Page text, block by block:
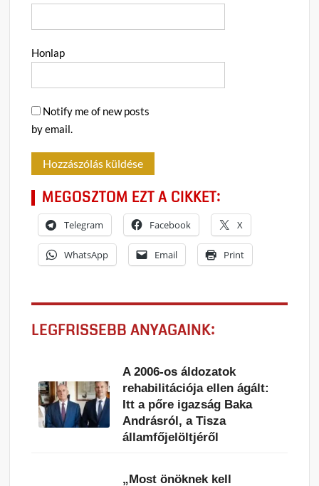
Honlap
Notify me of new posts
by email.
MEGOSZTOM EZT A CIKKET:
Telegram Facebook X
WhatsApp Email Print
LEGFRISSEBB ANYAGAINK:
A 2006-os áldozatok
rehabilitációja ellen ágált:
Itt a pőre igazság Baka
Andrásról, a Tisza
államfőjelöltjéről
„Most önöknek kell